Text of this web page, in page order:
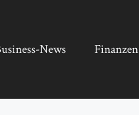
News Finanzen